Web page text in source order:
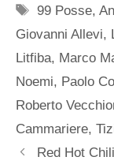
Tag
99 Posse,
Giovanni Allevi,
Litfiba, Marco
Noemi, Paolo
Roberto
Cammariere,
Red Hot